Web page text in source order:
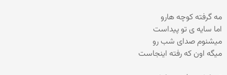
مه گرفته کوچه هارو
اما سایه ی تو پیداست
میشنوم صدای شب رو
میگه اون که رفته اینجاست